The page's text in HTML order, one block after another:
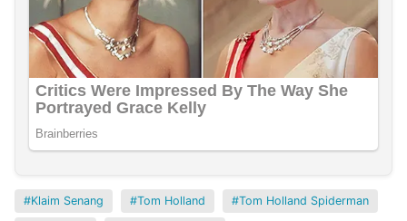
Klaim Senang Tom Holland Tom Holland Spiderman